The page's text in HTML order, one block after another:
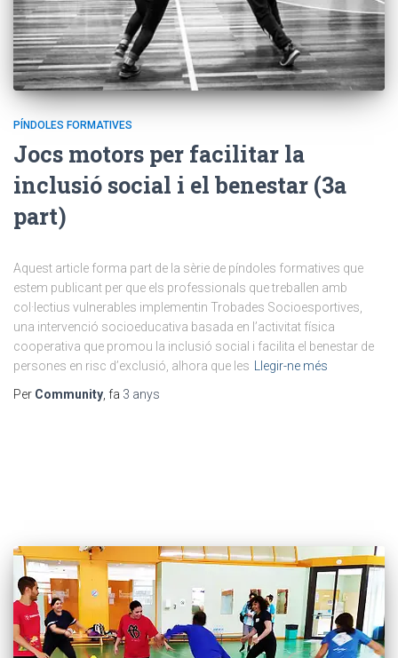
PÍNDOLES FORMATIVES
Jocs motors per facilitar la
inclusió social i el benestar (3a
part)
Aquest article forma part de la sèrie de píndoles formatives que
estem publicant per que els professionals que treballen amb
col·lectius vulnerables implementin Trobades Socioesportives,
una intervenció socioeducativa basada en l’activitat física
cooperativa que promou la inclusió social i facilita el benestar de
persones en risc d’exclusió, alhora que les
Llegir-ne més
Per Community , fa 3 anys